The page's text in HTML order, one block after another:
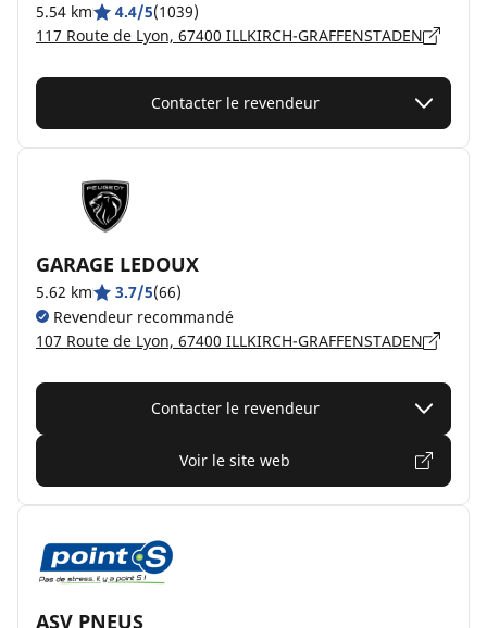
5.54 km 4.4/5(1039)
117 Route de Lyon, 67400 ILLKIRCH-GRAFFENSTADEN
Contacter le revendeur
GARAGE LEDOUX
5.62 km 3.7/5(66)
Revendeur recommandé
107 Route de Lyon, 67400 ILLKIRCH-GRAFFENSTADEN
Contacter le revendeur
Voir le site web
ASV PNEUS